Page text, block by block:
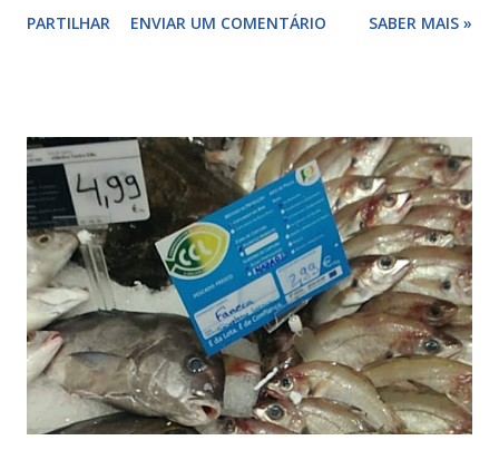
a ansiedade, a inflamação crónica e as doenças
negligenciados é o ômega 3 . Apesar de amplamente
estudado e recomendado, continua ausente da alimentação
de muitas pessoas. A boa notícia? A solução é simples,
natural e acessível: incluir peixe rico em ômega 3 na
alimentação semanal. Neste post explico, de forma clara e
prática, porque o ômega 3 é essencial, quais os peixes que
mais o fornecem e como os integrar no dia a dia, com
receitas simples e saudáveis. O que é o ômega 3 e porque é
essencial para o organismo O ômega 3 é um tipo de
gordura saudável...
PARTILHAR ENVIAR UM COMENTÁRIO SABER MAIS »